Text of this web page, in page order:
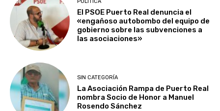
POLÍTICA
El PSOE Puerto Real denuncia el
«engañoso autobombo del equipo de
gobierno sobre las subvenciones a
las asociaciones»
SIN CATEGORÍA
La Asociación Rampa de Puerto Real
nombra Socio de Honor a Manuel
Rosendo Sánchez